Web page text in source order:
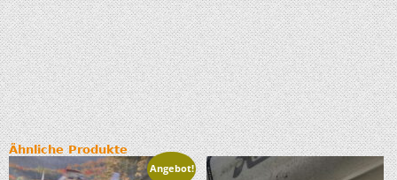
Ähnliche Produkte
Angebot!